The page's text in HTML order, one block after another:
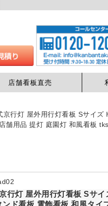
店舗看板直売
京行灯 屋外用行灯看板 Sサイズ
舗用品 提灯 庭園灯 和風看板
行灯 屋外用行灯看板 Sサイ
ンド看板 電飾看板 和風タイ